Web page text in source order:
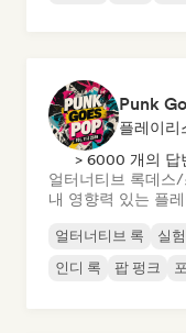
Punk
플레이리
> 6000 개의 답
얼터너티브 록데스/
내 영향력 있는 플
얼터너티브 록 실
인디 록
팝 펑크